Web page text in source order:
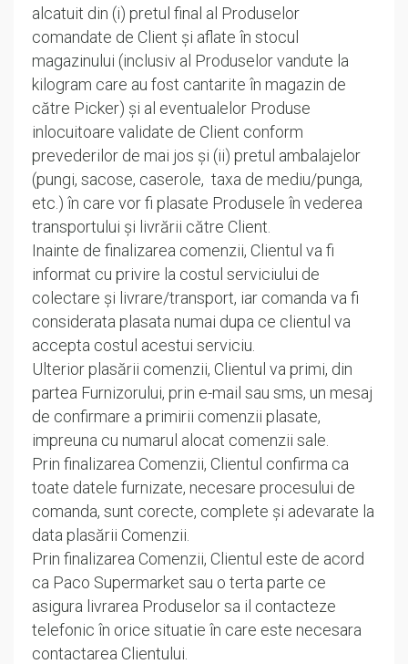
alcatuit din (i) pretul final al Produselor
comandate de Client și aflate în stocul
magazinului (inclusiv al Produselor vandute la
kilogram care au fost cantarite în magazin de
către Picker) și al eventualelor Produse
inlocuitoare validate de Client conform
prevederilor de mai jos și (ii) pretul ambalajelor
(pungi, sacose, caserole, taxa de mediu/punga,
etc.) în care vor fi plasate Produsele în vederea
transportului și livrării către Client.
Inainte de finalizarea comenzii, Clientul va fi
informat cu privire la costul serviciului de
colectare și livrare/transport, iar comanda va fi
considerata plasata numai dupa ce clientul va
accepta costul acestui serviciu.
Ulterior plasării comenzii, Clientul va primi, din
partea Furnizorului, prin e-mail sau sms, un mesaj
de confirmare a primirii comenzii plasate,
impreuna cu numarul alocat comenzii sale.
Prin finalizarea Comenzii, Clientul confirma ca
toate datele furnizate, necesare procesului de
comanda, sunt corecte, complete și adevarate la
data plasării Comenzii.
Prin finalizarea Comenzii, Clientul este de acord
ca Paco Supermarket sau o terta parte ce
asigura livrarea Produselor sa il contacteze
telefonic în orice situatie în care este necesara
contactarea Clientului.